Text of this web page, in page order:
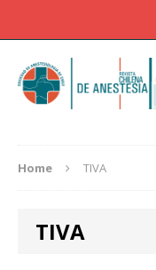
Home TIVA
TIVA